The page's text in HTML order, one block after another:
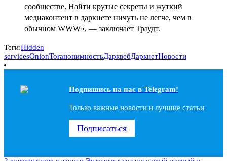
сообществе. Найти крутые секреты и жуткий
медиаконтент в даркнете ничуть не легче, чем в
обычном WWW», — заключает Траудт.
Теги:Hidden
servicesOnionTorанонимностьДарквебДаркнетНовости
Подпишись на наc в Telegram!
Только важные новости и лучшие статьи
Подписаться